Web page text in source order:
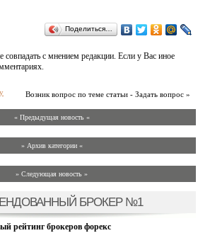
Поделиться…
совпадать с мнением редакции. Если у Вас иное
Возник вопрос по теме статьи - Задать вопрос »
« Предыдущая новость «
» Архив категории «
» Следующая новость »
БРОКЕР №1
рейтинг брокеров форекс